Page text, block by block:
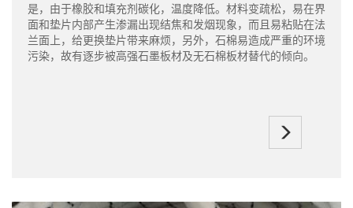
是，由于橡胶和填充剂碳化，温度降低。材料变疏松，易在界
面和垫片内部产生渗漏出现结焦和发烟现象，而且易粘贴在法
兰面上，给更换垫片带来麻烦，另外，石棉易造成严重的环境
污染，故有逐步被高强石墨板材及无石棉板材替代的倾向。